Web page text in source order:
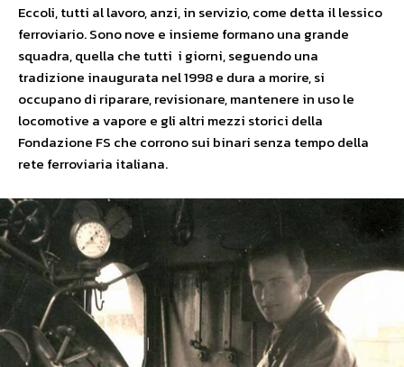
Eccoli, tutti al lavoro, anzi, in servizio, come detta il lessico
ferroviario. Sono nove e insieme formano una grande
squadra, quella che tutti i giorni, seguendo una
tradizione inaugurata nel 1998 e dura a morire, si
occupano di riparare, revisionare, mantenere in uso le
locomotive a vapore e gli altri mezzi storici della
Fondazione FS che corrono sui binari senza tempo della
rete ferroviaria italiana.